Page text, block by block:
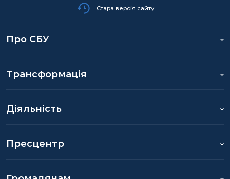
Стара версія сайту
Про СБУ
Трансформація
Діяльність
Пресцентр